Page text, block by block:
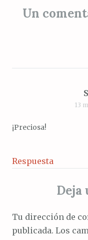
entradas
Un
13
¡Preciosa!
Respuesta
Deja
Tu dirección de
publicada. Los